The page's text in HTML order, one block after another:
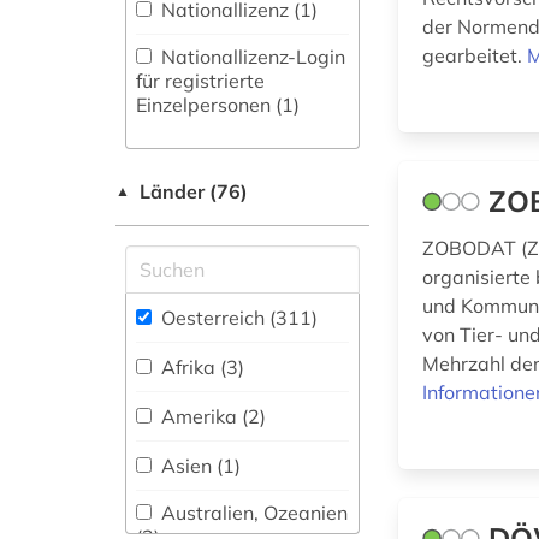
Physik (1)
Politologie (10)
Psychologie (2)
Rechtswissenschaft
(48)
Romanistik (2)
Slavistik (1)
an deutschen
aufführungsgeschichte
deutschland 1770-
1830 (1)
auktionshaus (1)
auswanderer (1)
autor (1)
bairisch (1)
(1)
baumaschinen (1)
Nationallizenz (1)
Nationallizenz-Login
für registrierte
Einzelpersonen (1)
▲ Länder (76)
Oesterreich (311)
Afrika (3)
Amerika (2)
Asien (1)
Australien, Ozeanien
der
gearbeitet.
ZOBODAT
organisierte
und
von Tier-
Mehrzahl